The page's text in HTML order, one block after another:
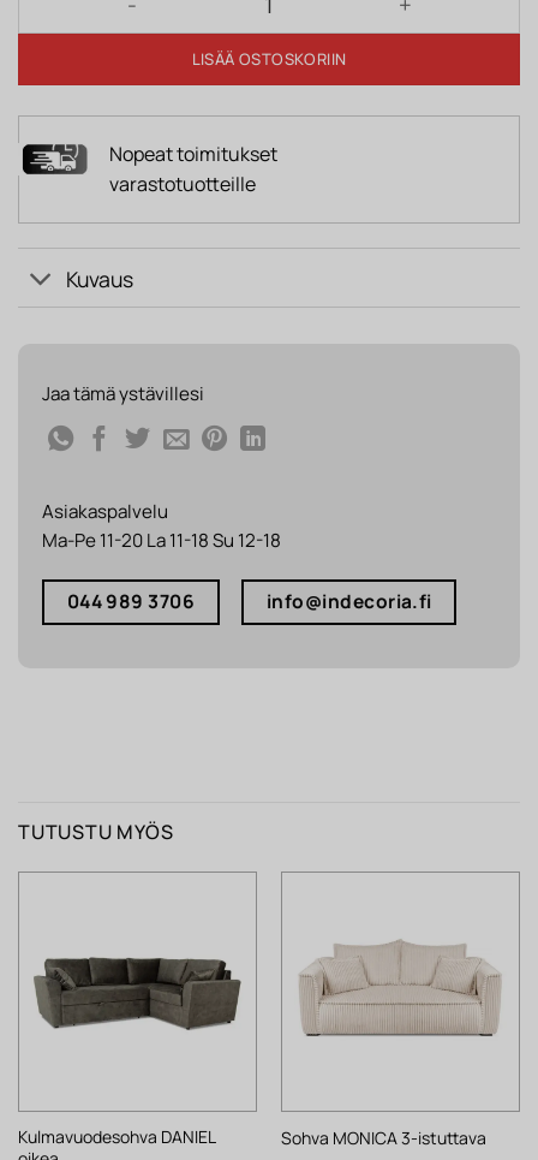
LISÄÄ OSTOSKORIIN
Nopeat toimitukset
varastotuotteille
Kuvaus
Jaa tämä ystävillesi
Asiakaspalvelu
Ma-Pe 11-20 La 11-18 Su 12-18
044 989 3706 info@indecoria.fi
TUTUSTU MYÖS
Kulmavuodesohva DANIEL
Sohva MONICA 3-istuttava